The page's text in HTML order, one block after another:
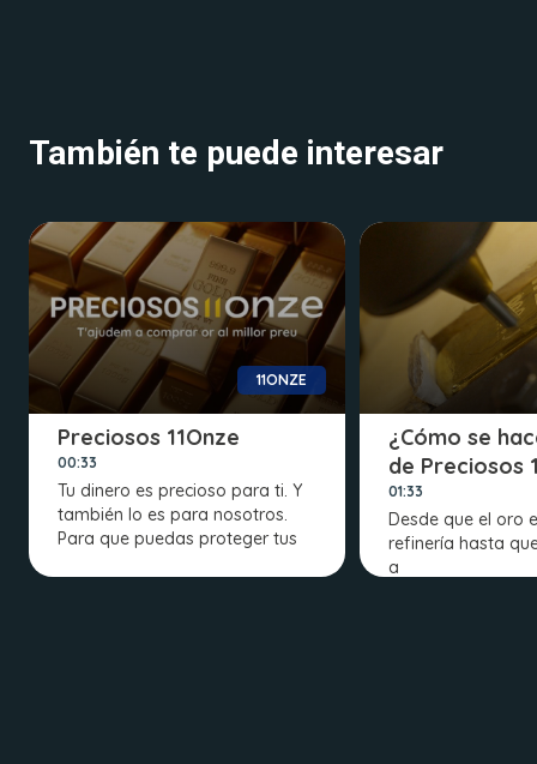
También te puede interesar
11ONZE
Preciosos 11Onze
00:33
Tu dinero es precioso para ti. Y
también lo es para nosotros.
Para que puedas proteger tus
¿Cómo se
de Preciosos
01:33
Desde que el oro
refinería hasta
a